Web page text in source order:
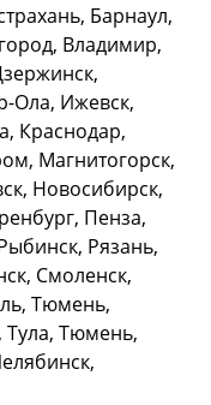
Барнаул,
Владимир,
Ола, Ижевск,
Краснодар,
Магнитогорск,
Новосибирск,
Пенза,
Рязань,
Смоленск,
Тюмень,
Тула, Тюмень,